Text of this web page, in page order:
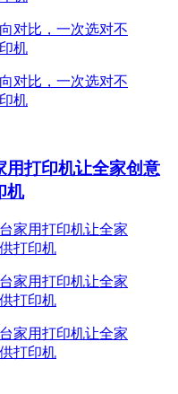
用打印机让全家创意
机